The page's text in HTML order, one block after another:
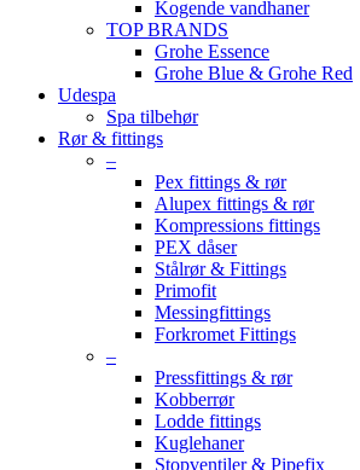
Kogende vandhaner
TOP BRANDS
Grohe Essence
Grohe Blue & Grohe Red
Udespa
Spa tilbehør
Rør & fittings
–
Pex fittings & rør
Alupex fittings & rør
Kompressions fittings
PEX dåser
Stålrør & Fittings
Primofit
Messingfittings
Forkromet Fittings
–
Pressfittings & rør
Kobberrør
Lodde fittings
Kuglehaner
Stopventiler & Pipefix